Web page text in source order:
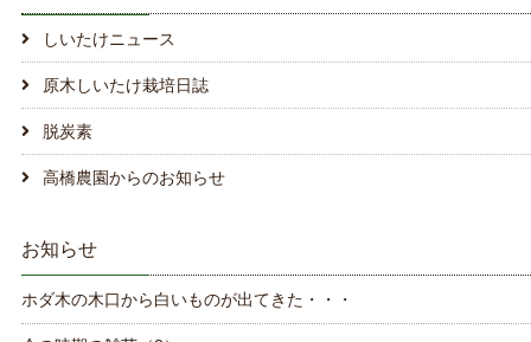
しいたけニュース
原木しいたけ栽培日誌
脱炭素
高橋農園からのお知らせ
お知らせ
ホダ木の木口から白いものが出てきた・・・